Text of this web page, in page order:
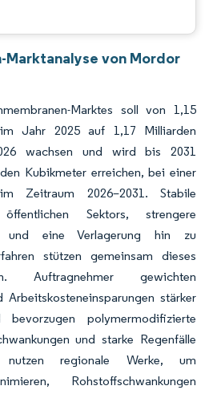
Marktanalyse von Mordor
Marktes soll von 1,15
Jahr 2025 auf 1,17 Milliarden
wachsen und wird bis 2031
Kubikmeter erreichen, bei einer
Zeitraum 2026–2031. Stabile
Sektors, strengere
und eine Verlagerung hin zu
stützen gemeinsam dieses
Auftragnehmer gewichten
Arbeitskosteneinsparungen stärker
polymermodifizierte
und starke Regenfälle
nutzen regionale Werke, um
Rohstoffschwankungen